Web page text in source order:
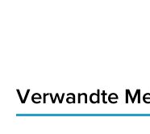
Verwandte